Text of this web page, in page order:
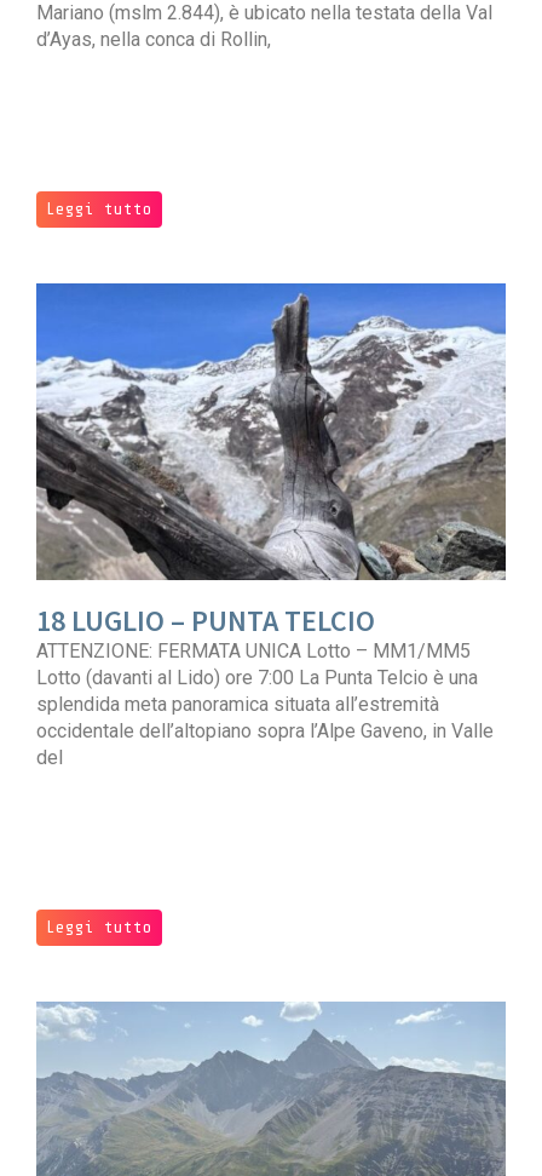
Mariano (mslm 2.844), è ubicato nella testata della Val
d’Ayas, nella conca di Rollin,
Leggi tutto
18 LUGLIO – PUNTA TELCIO
ATTENZIONE: FERMATA UNICA Lotto – MM1/MM5
Lotto (davanti al Lido) ore 7:00 La Punta Telcio è una
splendida meta panoramica situata all’estremità
occidentale dell’altopiano sopra l’Alpe Gaveno, in Valle
del
Leggi tutto